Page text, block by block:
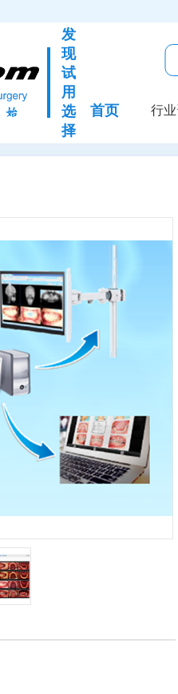
发
现
试
用
选
择
首页 行